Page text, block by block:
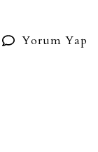
Yorum Yap